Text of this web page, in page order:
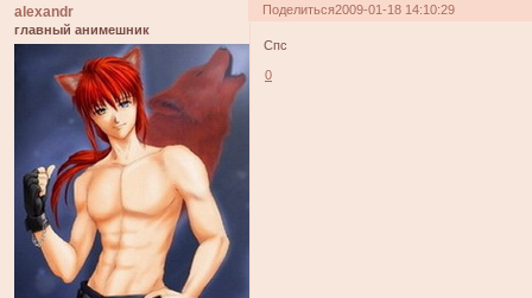
Поделиться2009-01-18 14:10:29
alexandr
главный анимешник
Спс
0